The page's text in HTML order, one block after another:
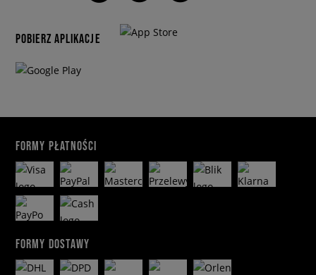
POBIERZ APLIKACJE
FORMY PŁATNOŚCI
FORMY DOSTAWY